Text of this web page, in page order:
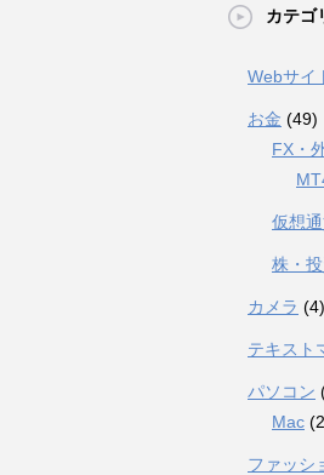
カテゴ
Webサイ
お金 (49)
FX・
仮想
株・
カメラ (4)
テキスト
パソコン
Mac
ファッシ